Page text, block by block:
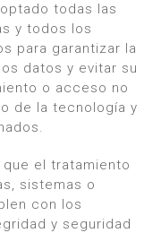
todas las
y todos los
para garantizar la
datos y evitar su
o acceso no
de la tecnología y
el tratamiento
sistemas o
con los
y seguridad